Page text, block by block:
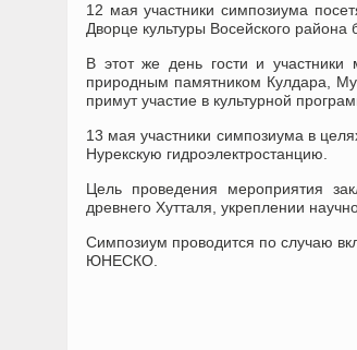
12 мая участники симпозиума
Дворце культуры Восейского
В этот же день гости и участники
природным памятником Кулдара,
примут участие в культурной
13 мая участники симпозиума в
Нурекскую гидроэлектростанцию.
Цель проведения мероприятия
древнего Хутталя, укреплении
Симпозиум проводится по случаю
ЮНЕСКО.